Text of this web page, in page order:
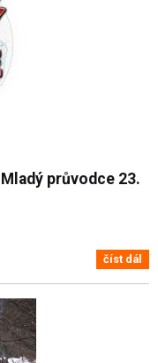
průvodce 23.
číst dál